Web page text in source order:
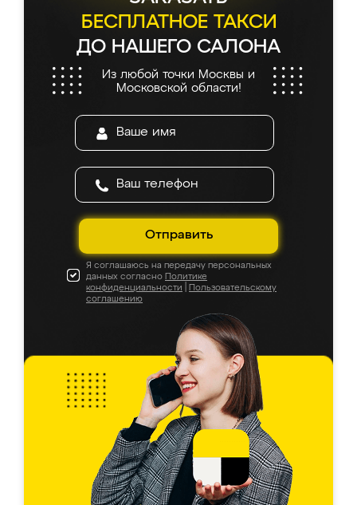
БЕСПЛАТНОЕ ТАКСИ
ДО НАШЕГО САЛОНА
Из любой точки Москвы и
Московской области!
Отправить
Я соглашаюсь на передачу персональных
данных согласно Политике
конфиденциальности
Пользовательскому
соглашению